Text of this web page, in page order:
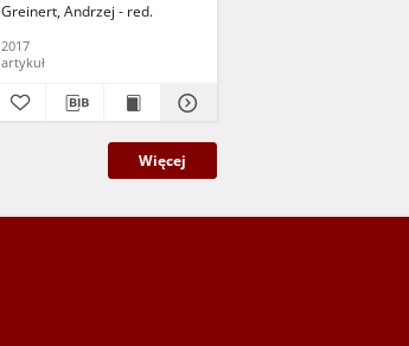
Greinert, Andrzej - red.
2017
artykuł
Więcej